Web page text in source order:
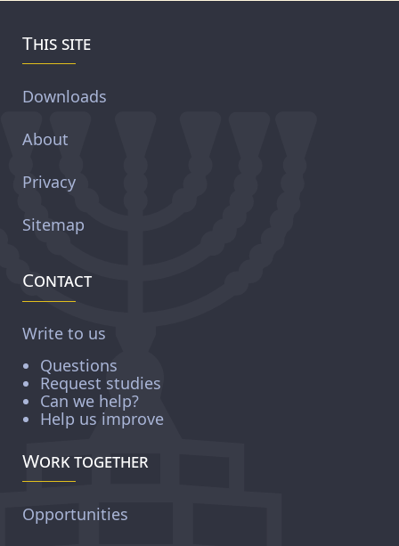
This site
Downloads
About
Privacy
Sitemap
Contact
Write to us
Questions
Request studies
Can we help?
Help us improve
Work together
Opportunities